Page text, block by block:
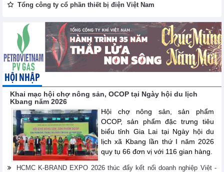
Tổng công ty cổ phần thiết bị điện Việt Nam
HỘI NHẬP
Khai mạc hội chợ nông sản, OCOP tại Ngày hội du lịch
Kbang năm 2026
Hội chợ nông sản, sản phẩm
OCOP, sản phẩm đặc trưng tiêu
biểu tỉnh Gia Lai tại Ngày hội du
lịch xã Kbang lần thứ I năm 2026
quy tụ 66 đơn vị với 116 gian hàng.
HCMC K-BRAND EXPO 2026 thúc đẩy kết nối doanh nghiệp Việt -